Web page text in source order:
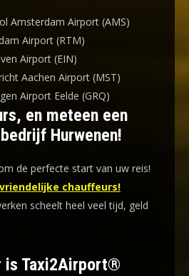
Amsterdam Airport (AMS)
Airport (RTM)
Airport (EIN)
Aachen Airport (MST)
Airport Eelde (GRQ)
en meteen een
Hurwenen!
de perfecte start van uw reis!
chauffeurs!
scheelt heel veel tijd, geld
is Taxi2Airport®